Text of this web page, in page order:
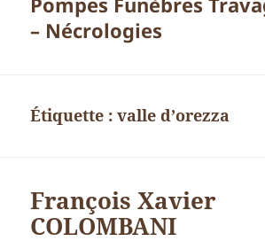
– Nécrologies
Étiquette :valle d’orezza
François Xavier
COLOMBANI